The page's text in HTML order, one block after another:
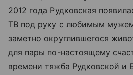
2012 года Рудковская
ТВ под руку с любимым
заметно округлившегося
для пары по-настоящему
времени тяжба Рудковской и